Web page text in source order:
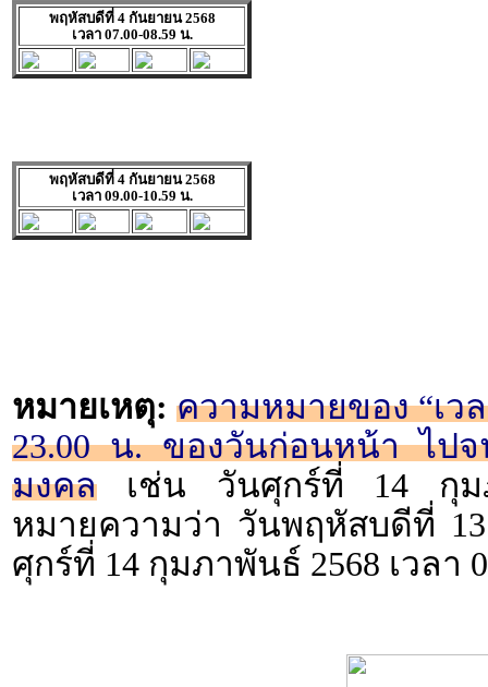
พฤหัสบดีที่ 4 กันยายน 2568
เวลา 07.00-08.59 น.
พฤหัสบดีที่ 4 กันยายน 2568
เวลา 09.00-10.59 น.
หมายเหตุ: ความหมายของ “เว
23.00 น. ของวันก่อนหน้า ไป
มงคล เช่น วันศุกร์ที่ 14 กุม
หมายความว่า วันพฤหัสบดีที่
ศุกร์ที่ 14 กุมภาพันธ์ 2568 เวลา